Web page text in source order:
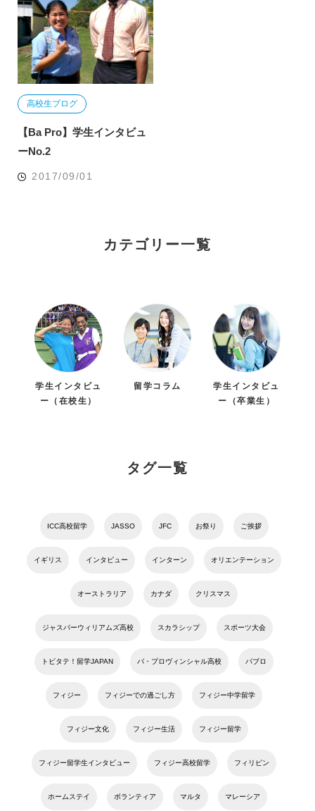
高校生ブログ
【Ba Pro】学生インタビュ
ーNo.2
2017/09/01
カテゴリー一覧
学生インタビュ
ー（在校生）
留学コラム
学生インタビュ
ー（卒業生）
タグ一覧
ICC高校留学 JASSO JFC お祭り ご挨拶
イギリス インタビュー インターン オリエンテーション
オーストラリア カナダ クリスマス
ジャスパーウィリアムズ高校 スカラシップ スポーツ大会
トビタテ！留学JAPAN バ・プロヴィンシャル高校 パブロ
フィジー フィジーでの過ごし方 フィジー中学留学
フィジー文化 フィジー生活 フィジー留学
フィジー留学生インタビュー フィジー高校留学 フィリピン
ホームステイ ボランティア マルタ マレーシア